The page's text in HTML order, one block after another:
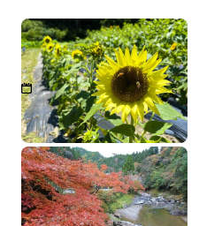
真土万葉の里 ひまわり畑
2026年7月20日～2026年8月
15日
玉川峡 紅葉